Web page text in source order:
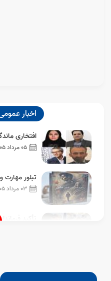
05 مرداد 1405
ارائه گزارش خادمان مهارت به
ویژه برنامه زنده صواحی با حضور
اخبار
افتخاری
حرفه‌ای استان
05 مرداد 1405
تبلور مهارت
کارآموز
03 مرداد 1405
تأکید
فنی و
30 خرداد 1405